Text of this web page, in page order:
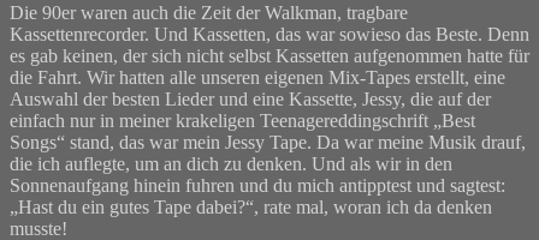
Die 90er waren auch die Zeit der Walkman, tragbare
Kassettenrecorder. Und Kassetten, das war sowieso das Beste. Denn
es gab keinen, der sich nicht selbst Kassetten aufgenommen hatte für
die Fahrt. Wir hatten alle unseren eigenen Mix-Tapes erstellt, eine
Auswahl der besten Lieder und eine Kassette, Jessy, die auf der
einfach nur in meiner krakeligen Teenagereddingschrift „Best
Songs“ stand, das war mein Jessy Tape. Da war meine Musik drauf,
die ich auflegte, um an dich zu denken. Und als wir in den
Sonnenaufgang hinein fuhren und du mich antipptest und sagtest:
„Hast du ein gutes Tape dabei?“, rate mal, woran ich da denken
musste!